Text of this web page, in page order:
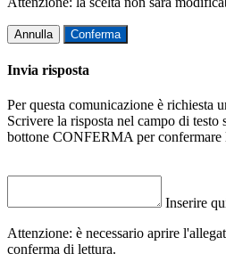
Annulla Conferma
Invia risposta
Per questa comunicazione è richiesta
Scrivere la risposta nel campo di testo
bottone CONFERMA per confermare
Inserire
Attenzione: è necessario aprire
conferma di lettura.